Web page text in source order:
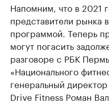
Напомним, что в 2021
представители рынка
программой. Теперь
могут погасить
разговоре с РБК
«Национального
генеральный
Drive Fitness Роман